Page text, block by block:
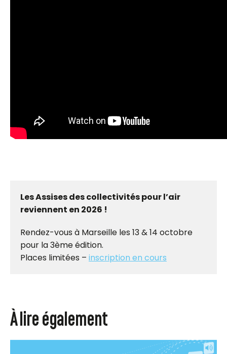
Les Assises des collectivités pour l’air
reviennent en 2026 !
Rendez-vous à Marseille les 13 & 14 octobre
pour la 3ème édition.
Places limitées – inscription en cours
À lire également